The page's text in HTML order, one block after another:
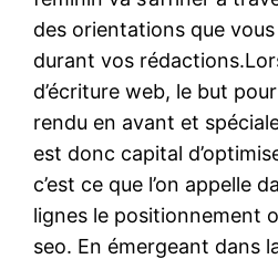
des orientations que
durant vos
d’écriture web, le but
rendu en avant et
est donc capital
c’est ce que l’on appelle
lignes le positionnement
seo. En émergeant dans